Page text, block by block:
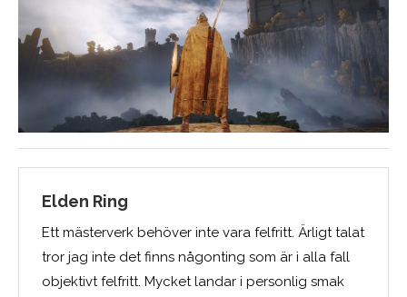
Elden Ring
Ett mästerverk behöver inte vara felfritt. Ärligt talat
tror jag inte det finns någonting som är i alla fall
objektivt felfritt. Mycket landar i personlig smak